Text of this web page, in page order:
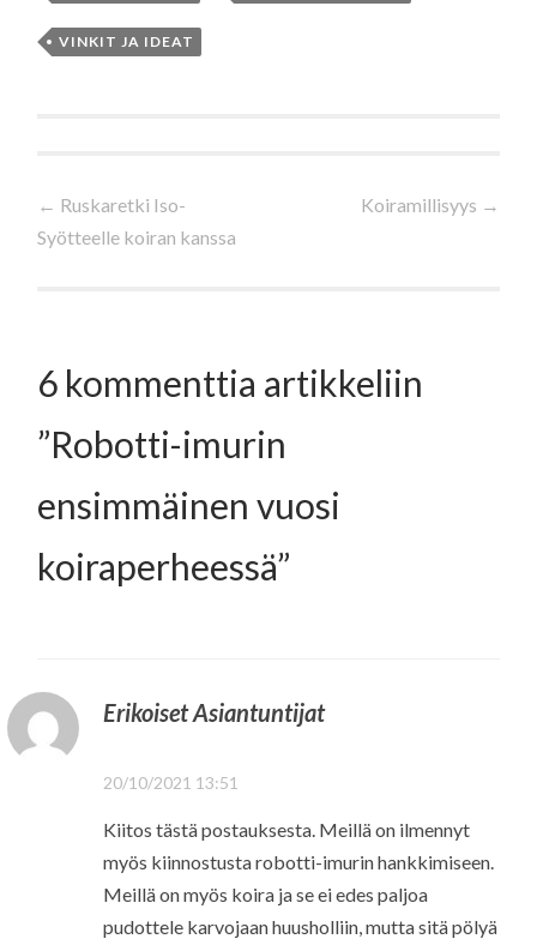
VINKIT JA IDEAT
Artikkelien
selaus
← Ruskaretki Iso-
Syötteelle koiran kanssa
Koiramillisyys →
6 kommenttia artikkeliin
”Robotti-imurin
ensimmäinen vuosi
koiraperheessä”
Erikoiset Asiantuntijat
20/10/2021 13:51
Kiitos tästä postauksesta. Meillä on ilmennyt
myös kiinnostusta robotti-imurin hankkimiseen.
Meillä on myös koira ja se ei edes paljoa
pudottele karvojaan huusholliin, mutta sitä pölyä